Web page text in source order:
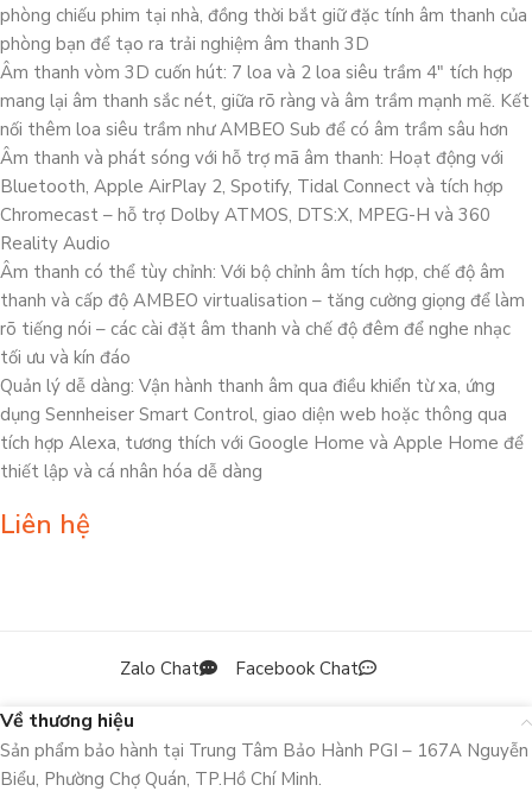
phòng chiếu phim tại nhà, đồng thời bắt giữ đặc tính âm thanh của
phòng bạn để tạo ra trải nghiệm âm thanh 3D
Âm thanh vòm 3D cuốn hút: 7 loa và 2 loa siêu trầm 4″ tích hợp
mang lại âm thanh sắc nét, giữa rõ ràng và âm trầm mạnh mẽ. Kết
nối thêm loa siêu trầm như AMBEO Sub để có âm trầm sâu hơn
Âm thanh và phát sóng với hỗ trợ mã âm thanh: Hoạt động với
Bluetooth, Apple AirPlay 2, Spotify, Tidal Connect và tích hợp
Chromecast – hỗ trợ Dolby ATMOS, DTS:X, MPEG-H và 360
Reality Audio
Âm thanh có thể tùy chỉnh: Với bộ chỉnh âm tích hợp, chế độ âm
thanh và cấp độ AMBEO virtualisation – tăng cường giọng để làm
rõ tiếng nói – các cài đặt âm thanh và chế độ đêm để nghe nhạc
tối ưu và kín đáo
Quản lý dễ dàng: Vận hành thanh âm qua điều khiển từ xa, ứng
dụng Sennheiser Smart Control, giao diện web hoặc thông qua
tích hợp Alexa, tương thích với Google Home và Apple Home để
thiết lập và cá nhân hóa dễ dàng
Liên hệ
Zalo Chat Facebook Chat
Về thương hiệu
Sản phẩm bảo hành tại Trung Tâm Bảo Hành PGI – 167A Nguyễn
Biểu, Phường Chợ Quán, TP.Hồ Chí Minh.